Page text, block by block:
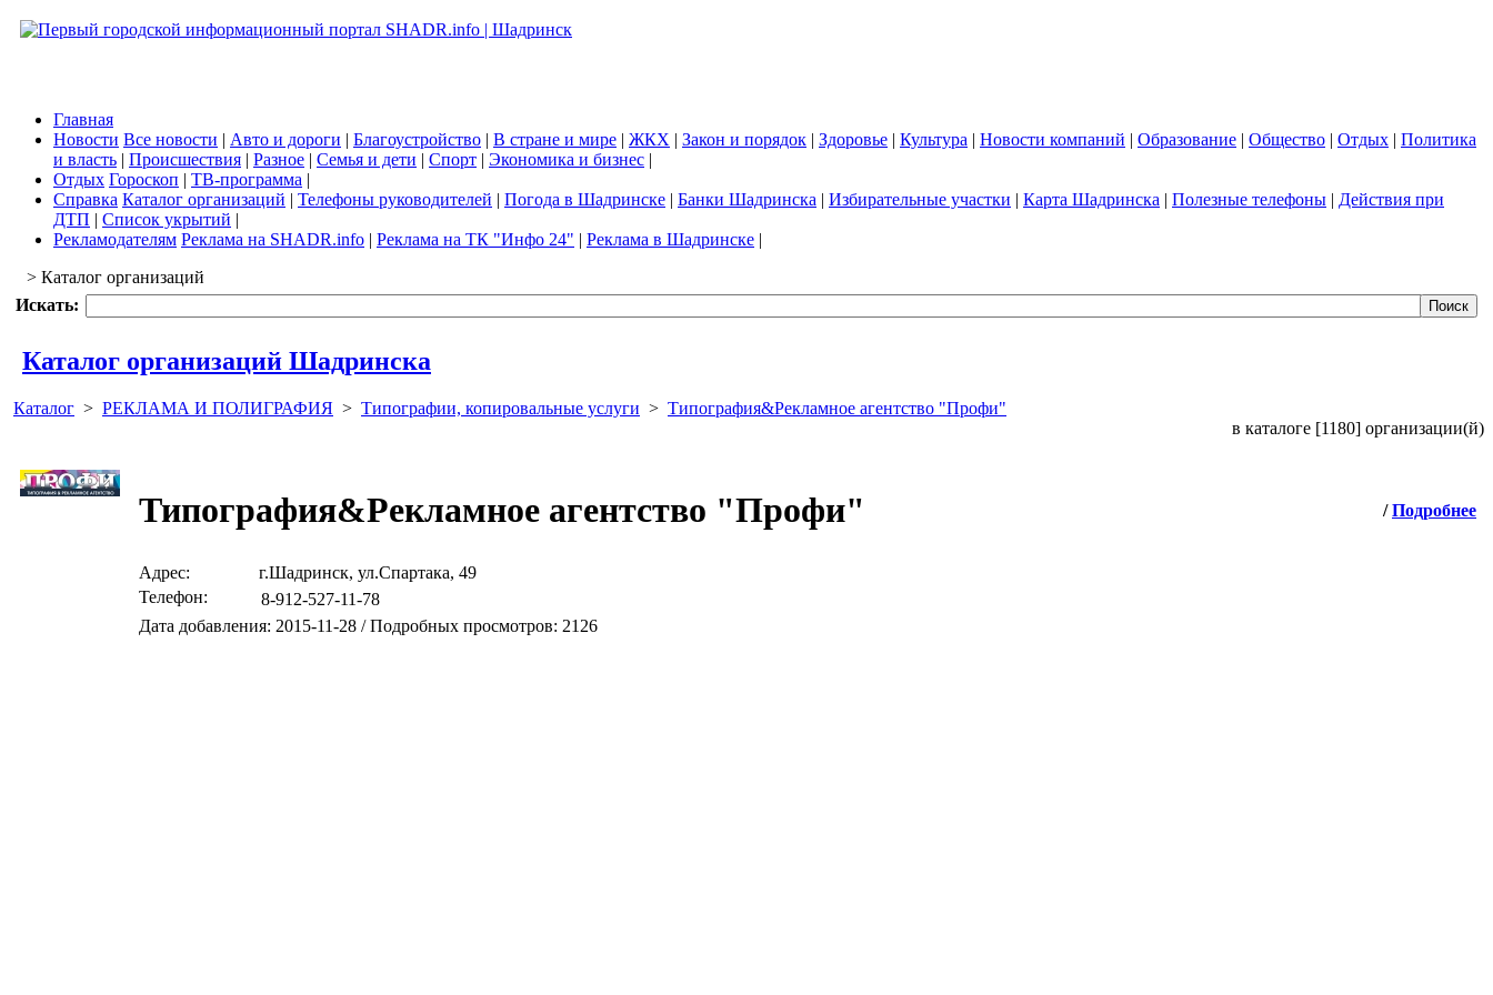
Главная
Новости Все новости | Авто и дороги | Благоустройство | В стране и мире | ЖКХ | Закон и порядок | Здоровье | Культура | Новости компаний | Образование | Общество | Отдых | Политика
и власть | Происшествия | Разное | Семья и дети | Спорт | Экономика и бизнес |
Отдых Гороскоп | ТВ-программа |
Справка Каталог организаций | Телефоны руководителей | Погода в Шадринске | Банки Шадринска | Избирательные участки | Карта Шадринска | Полезные телефоны | Действия при
ДТП | Список укрытий |
Рекламодателям Реклама на SHADR.info | Реклама на ТК "Инфо 24" | Реклама в Шадринске |
> Каталог организаций
Искать:
Каталог организаций Шадринска
Каталог > РЕКЛАМА И ПОЛИГРАФИЯ > Типографии, копировальные услуги > Типография&Рекламное агентство "Профи"
в каталоге [1180] организации(й)
Типография&Рекламное агентство "Профи" / Подробнее
Адрес:
г.Шадринск, ул.Спартака, 49
Телефон:
8-912-527-11-78
Дата добавления: 2015-11-28 / Подробных просмотров: 2126